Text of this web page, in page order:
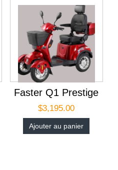
Faster Q1 Prestige
$3,195.00
Ajouter au panier